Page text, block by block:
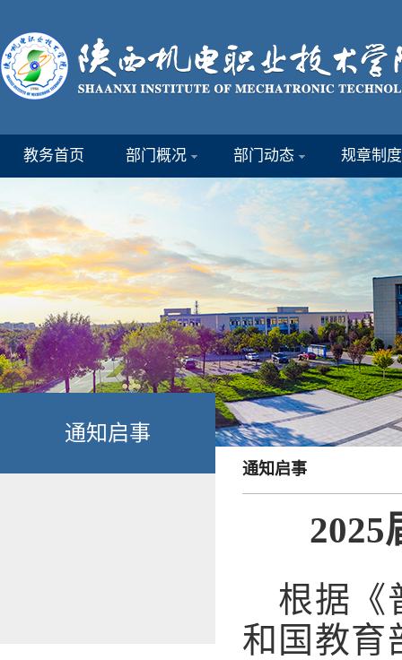
教务首页 部门概况 部门动态 规章制度
通知启事
通知启事
2025
根据《
和国教育